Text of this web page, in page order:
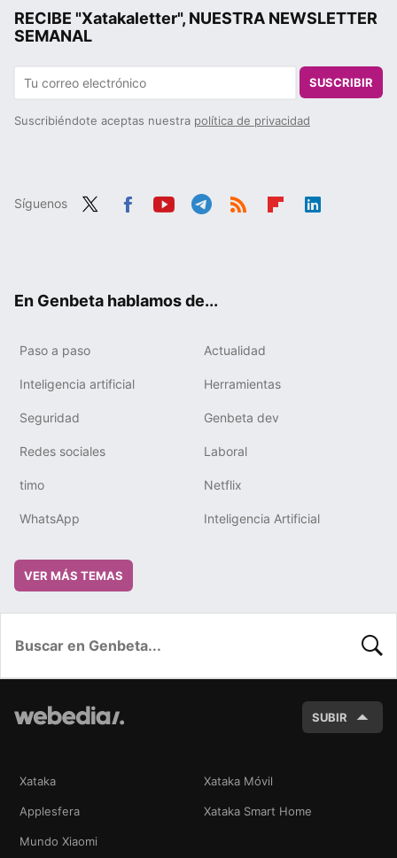
RECIBE "Xatakaletter", NUESTRA NEWSLETTER
SEMANAL
SUSCRIBIR
Suscribiéndote aceptas nuestra política de privacidad
Síguenos
En Genbeta hablamos de...
Paso a paso Actualidad
Inteligencia artificial Herramientas
Seguridad Genbeta dev
Redes sociales Laboral
timo Netflix
WhatsApp Inteligencia Artificial
VER MÁS TEMAS
SUBIR
Xataka Xataka Móvil
Applesfera Xataka Smart Home
Mundo Xiaomi